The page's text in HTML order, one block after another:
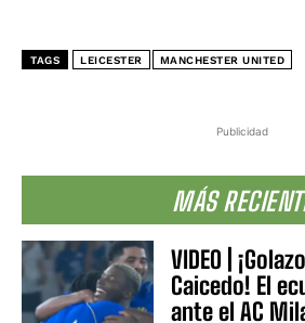
Publicidad
MÁS
VIDEO |
Caicedo! El
ante el AC
TAGS LEICESTER MANCHESTER UNITED